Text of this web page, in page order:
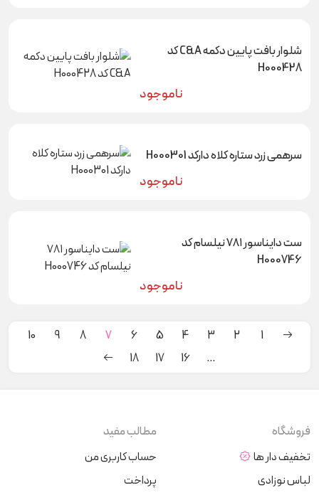
شلوار بافت پایین دکمه C&A کد
H000428
ناموجود
سرهمی زرد ستاره کلاه دارکد H000301
ناموجود
ست دایناسور ۷۸۱ نیلسام کد
H000746
ناموجود
1
2
3
4
5
6
7
8
9
10
…
16
17
18
فروشگاه
تخفیف دار ها
لباس نوزادی
مطالب مفید
حساب کاربری من
پرداخت